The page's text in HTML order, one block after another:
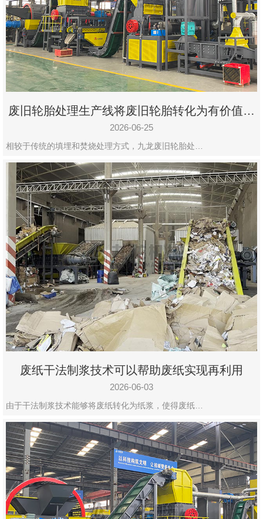
备
19020390
号-1
废旧轮胎处理生产线将废旧轮胎转化为有价值的
资源
2026-06-25
相较于传统的填埋和焚烧处理方式，九龙废旧轮胎处…
废纸干法制浆技术可以帮助废纸实现再利用
2026-06-03
由于干法制浆技术能够将废纸转化为纸浆，使得废纸…